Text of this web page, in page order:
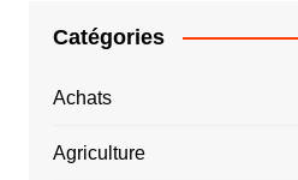
Catégories
Achats
Agriculture